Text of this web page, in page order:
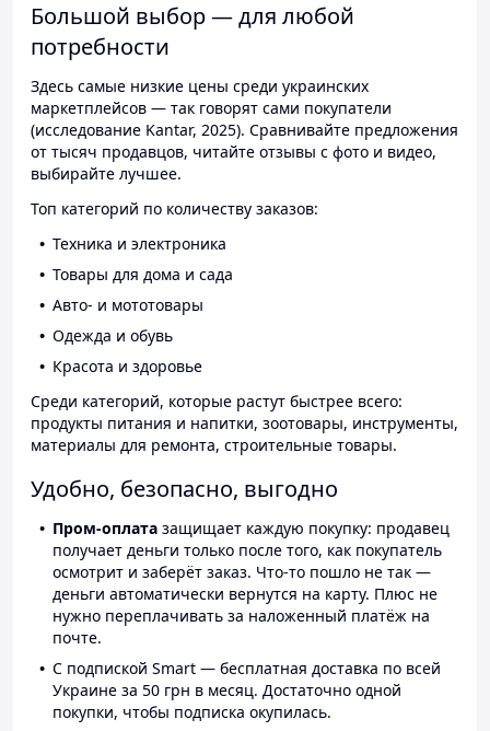
Большой выбор — для любой
потребности
Здесь самые низкие цены среди украинских
маркетплейсов — так говорят сами покупатели
(исследование Kantar, 2025). Сравнивайте предложения
от тысяч продавцов, читайте отзывы с фото и видео,
выбирайте лучшее.
Топ категорий по количеству заказов:
Техника и электроника
Товары для дома и сада
Авто- и мототовары
Одежда и обувь
Красота и здоровье
Среди категорий, которые растут быстрее всего:
продукты питания и напитки, зоотовары, инструменты,
материалы для ремонта, строительные товары.
Удобно, безопасно, выгодно
Пром-оплата защищает каждую покупку: продавец
получает деньги только после того, как покупатель
осмотрит и заберёт заказ. Что-то пошло не так —
деньги автоматически вернутся на карту. Плюс не
нужно переплачивать за наложенный платёж на
почте.
С подпиской Smart — бесплатная доставка по всей
Украине за 50 грн в месяц. Достаточно одной
покупки, чтобы подписка окупилась.